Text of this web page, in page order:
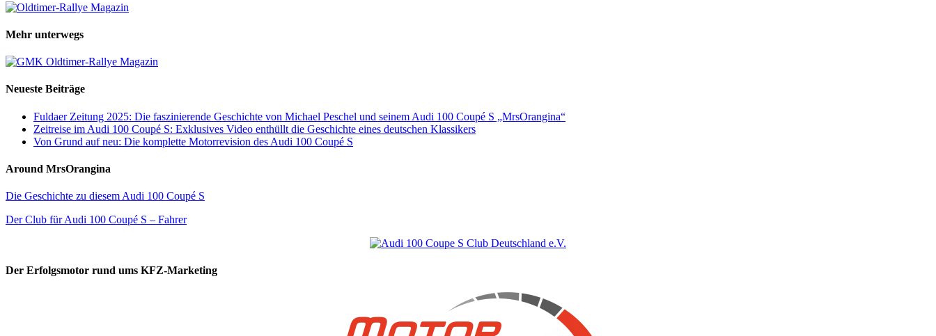
Mehr unterwegs
Neueste Beiträge
Fuldaer Zeitung 2025: Die faszinierende Geschichte von Michael Peschel und seinem Audi 100 Coupé S „MrsOrangina“
Zeitreise im Audi 100 Coupé S: Exklusives Video enthüllt die Geschichte eines deutschen Klassikers
Von Grund auf neu: Die komplette Motorrevision des Audi 100 Coupé S
Around MrsOrangina
Die Geschichte zu diesem Audi 100 Coupé S
Der Club für Audi 100 Coupé S – Fahrer
Der Erfolgsmotor rund ums KFZ-Marketing